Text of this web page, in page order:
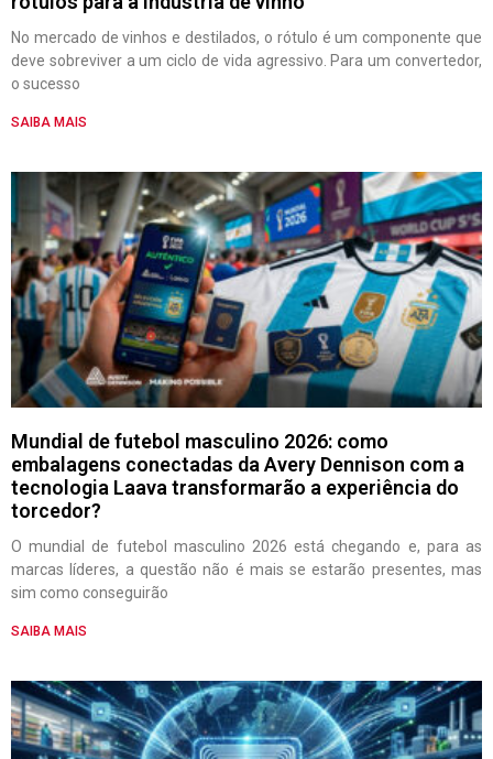
No mercado de vinhos e destilados, o rótulo é um componente que
deve sobreviver a um ciclo de vida agressivo. Para um convertedor,
o sucesso
SAIBA MAIS
Mundial de futebol masculino 2026: como
embalagens conectadas da Avery Dennison com a
tecnologia Laava transformarão a experiência do
torcedor?
O mundial de futebol masculino 2026 está chegando e, para as
marcas líderes, a questão não é mais se estarão presentes, mas
sim como conseguirão
SAIBA MAIS